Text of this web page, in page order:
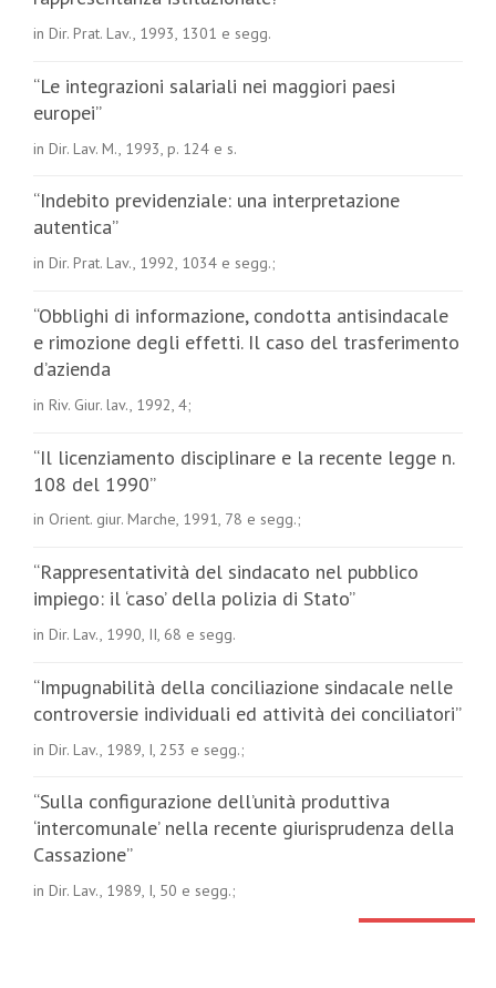
in Dir. Prat. Lav., 1993, 1301 e segg.
“Le integrazioni salariali nei maggiori paesi
europei”
in Dir. Lav. M., 1993, p. 124 e s.
“Indebito previdenziale: una interpretazione
autentica”
in Dir. Prat. Lav., 1992, 1034 e segg.;
“Obblighi di informazione, condotta antisindacale
e rimozione degli effetti. Il caso del trasferimento
d’azienda
in Riv. Giur. lav., 1992, 4;
“Il licenziamento disciplinare e la recente legge n.
108 del 1990”
in Orient. giur. Marche, 1991, 78 e segg.;
“Rappresentatività del sindacato nel pubblico
impiego: il ‘caso’ della polizia di Stato”
in Dir. Lav., 1990, II, 68 e segg.
“Impugnabilità della conciliazione sindacale nelle
controversie individuali ed attività dei conciliatori”
in Dir. Lav., 1989, I, 253 e segg.;
“Sulla configurazione dell’unità produttiva
‘intercomunale’ nella recente giurisprudenza della
Cassazione”
in Dir. Lav., 1989, I, 50 e segg.;